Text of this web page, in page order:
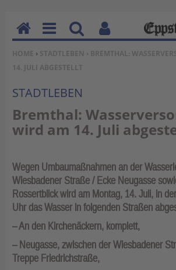
SIE BEFINDEN SICH HIER:
HOME › STADTLEBEN › BREMTHAL:
14. JULI ABGESTELLT
STADTLEBEN
Bremthal:
wird am 14. Juli
Wegen Umbaumaßnahmen an der
Wiesbadener Straße / Ecke Neugasse
Rossertblick wird am Montag, 14. Juli, in
Uhr das Wasser in folgenden Straßen
– An den Kirchenäckern, komplett,
– Neugasse, zwischen der Wiesbadener
Treppe Friedrichstraße,
H
o
m
e
M
en
u
Su
ch
en
Be
nu
kti
on